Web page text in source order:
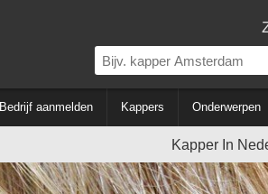
Bedrijf aanmelden Kappers Onderwerpen
Kapper In